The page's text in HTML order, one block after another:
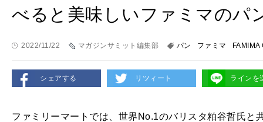
べると美味しいファミマのパ
2022/11/22 マガジンサミット編集部 パン ファミマ FAMIMA
シェアする リツィート ラインを
ファミリーマートでは、世界No.1のバリスタ粕谷哲氏と